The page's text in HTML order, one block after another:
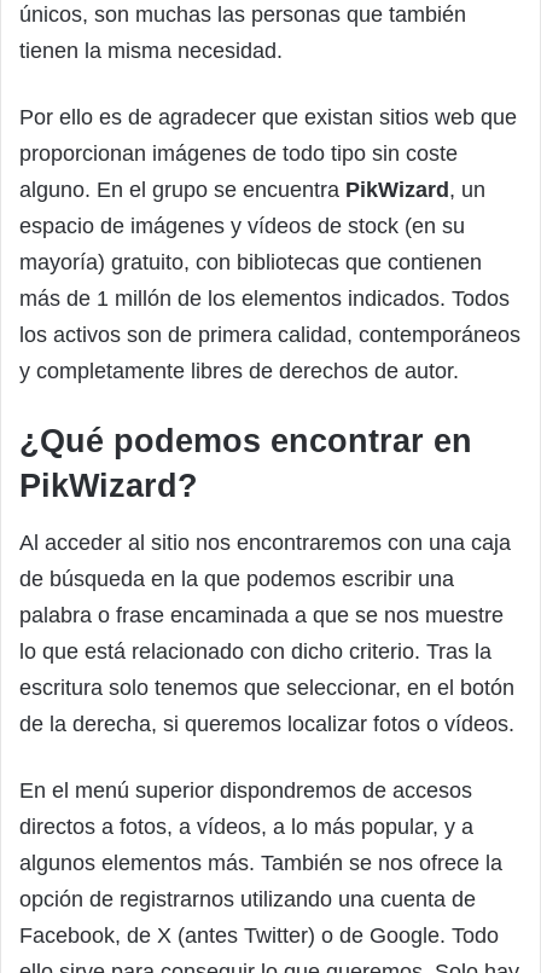
únicos, son muchas las personas que también
tienen la misma necesidad.
Por ello es de agradecer que existan sitios web que
proporcionan imágenes de todo tipo sin coste
alguno. En el grupo se encuentra PikWizard, un
espacio de imágenes y vídeos de stock (en su
mayoría) gratuito, con bibliotecas que contienen
más de 1 millón de los elementos indicados. Todos
los activos son de primera calidad, contemporáneos
y completamente libres de derechos de autor.
¿Qué podemos encontrar en
PikWizard?
Al acceder al sitio nos encontraremos con una caja
de búsqueda en la que podemos escribir una
palabra o frase encaminada a que se nos muestre
lo que está relacionado con dicho criterio. Tras la
escritura solo tenemos que seleccionar, en el botón
de la derecha, si queremos localizar fotos o vídeos.
En el menú superior dispondremos de accesos
directos a fotos, a vídeos, a lo más popular, y a
algunos elementos más. También se nos ofrece la
opción de registrarnos utilizando una cuenta de
Facebook, de X (antes Twitter) o de Google. Todo